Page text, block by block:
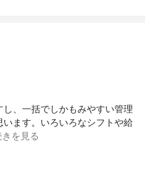
、一括でしかもみやすい管理
ます。いろいろなシフトや給
きを見る